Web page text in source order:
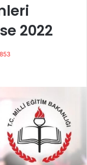
2022